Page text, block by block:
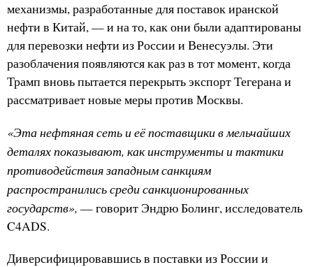
механизмы, разработанные для поставок иранской
нефти в Китай, — и на то, как они были адаптированы
для перевозки нефти из России и Венесуэлы. Эти
разоблачения появляются как раз в тот момент, когда
Трамп вновь пытается перекрыть экспорт Тегерана и
рассматривает новые меры против Москвы.
«Эта нефтяная сеть и её поставщики в мельчайших
деталях показывают, как инструменты и тактики
противодействия западным санкциям
распространились среди санкционированных
государств», — говорит Эндрю Болинг, исследователь
C4ADS.
Диверсифицировавшись в поставки из России и